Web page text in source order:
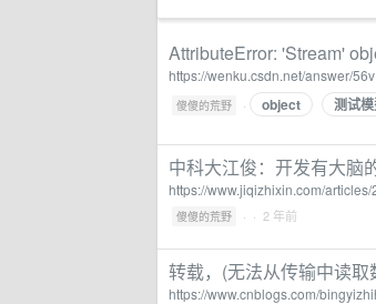
AttributeError: 'Stream'
https://wenku.csdn.net/answer/
傻傻的荒野 · object 测试
中科大江俊：开发有大脑
https://www.jiqizhixin.com/
傻傻的荒野 · · 2 年前
转载，(无法从传输中读
https://www.cnblogs.com/